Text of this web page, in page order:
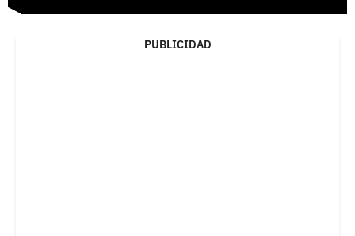
PUBLICIDAD